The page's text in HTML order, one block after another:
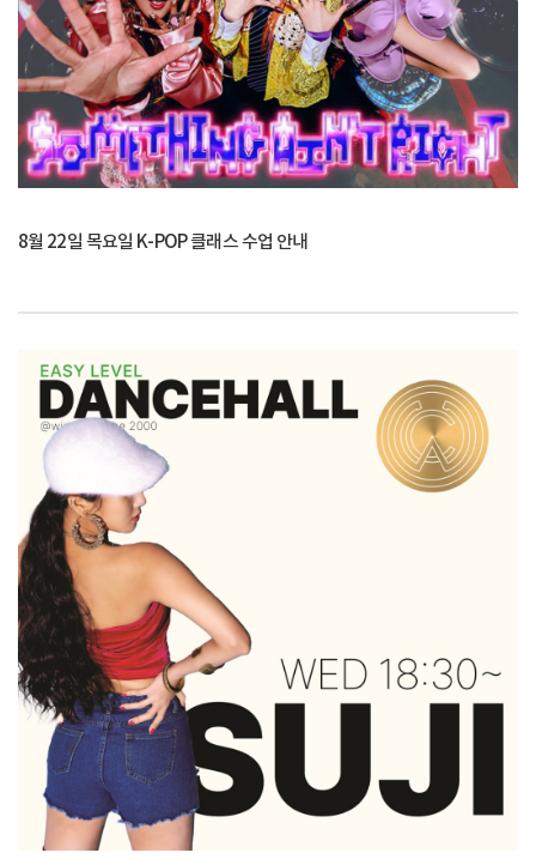
8월 22일 목요일 K-POP 클래스 수업 안내